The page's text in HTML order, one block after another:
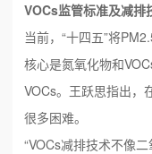
VOCs监管标准及减排
当前，“十四五”将
核心是氮氧化物和
VOCs。王跃思指出，
很多困难。
“VOCs减排技术不像